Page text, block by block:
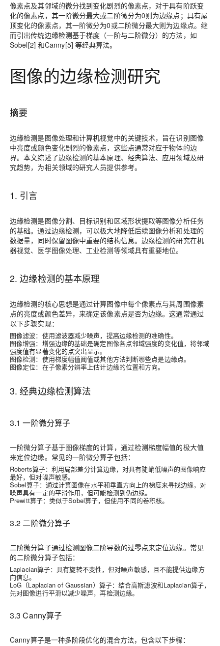
像素点及其邻域的微分找到变化剧烈的像素点，对于具有阶跃变
化的像素点，其一阶微分最大或二阶微分为0则为边缘点；具有屋
顶变化的像素点，其一阶微分为0或二阶微分最大则为边缘点。继
而引出传统边缘检测基于梯度（一阶与二阶微分）的方法，如
Sobel[2] 和Canny[5] 等经典算法。
图像的边缘检测研究
摘要
边缘检测是图像处理和计算机视觉中的关键技术，旨在识别图像
中亮度或颜色变化剧烈的像素点，这些点通常对应于物体的边
界。本文综述了边缘检测的基本原理、经典算法、应用领域及研
究趋势，为相关领域的研究人员提供参考。
1. 引言
边缘检测是图像分割、目标识别和区域形状提取等图像分析任务
的基础。通过边缘检测，可以极大地降低后续图像分析和处理的
数据量，同时保留图像中重要的结构信息。边缘检测的研究在机
器视觉、医学图像处理、工业检测等领域具有重要地位。
2. 边缘检测的基本原理
边缘检测的核心思想是通过计算图像中每个像素点与其周围像素
点的亮度或颜色差异，来确定该像素点是否为边缘。这通常通过
以下步骤实现：
图像滤波：使用滤波器减少噪声，提高边缘检测的准确性。
图像增强：增强边缘的基础是确定图像各点邻域强度的变化值，将邻域
强度值有显著变化的点突出显示。
图像检测：使用梯度幅值阈值或其他方法判断哪些点是边缘点。
图像定位：在子像素分辨率上估计边缘的位置和方向。
3. 经典边缘检测算法
3.1 一阶微分算子
一阶微分算子基于图像梯度的计算，通过检测梯度幅值的极大值
来定位边缘。常见的一阶微分算子包括：
Roberts算子：利用局部差分计算边缘，对具有陡峭低噪声的图像响应
最好，但对噪声敏感。
Sobel算子：通过计算图像在水平和垂直方向上的梯度来寻找边缘，对
噪声具有一定的平滑作用，但可能检测到伪边缘。
Prewitt算子：类似于Sobel算子，但使用不同的卷积核。
3.2 二阶微分算子
二阶微分算子通过检测图像二阶导数的过零点来定位边缘。常见
的二阶微分算子包括：
Laplacian算子：具有旋转不变性，但对噪声敏感，且不能提供边缘方
向信息。
LoG（Laplacian of Gaussian）算子：结合高斯滤波和Laplacian算子，
先对图像进行平滑以减少噪声，再检测边缘。
3.3 Canny算子
Canny算子是一种多阶段优化的混合方法，包含以下步骤：